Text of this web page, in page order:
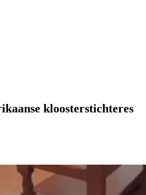
kloosterstichteres